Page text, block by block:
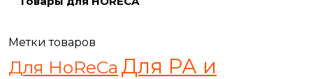
Метки товаров
Для HoReCa Для РА и